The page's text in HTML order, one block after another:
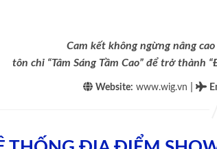
Cam kết không ngừng nâng
tôn chỉ “Tâm Sáng Tầm Cao” để trở thành
Website: www.wig.vn